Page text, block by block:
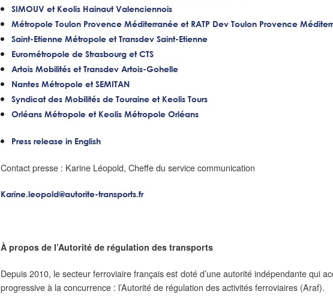
SIMOUV et Keolis Hainaut Valenciennois
Métropole Toulon Provence Méditerranée et RATP Dev Toulon Provence
Saint-Etienne Métropole et Transdev Saint-Etienne
Eurométropole de Strasbourg et CTS
Artois Mobilités et Transdev Artois-Gohelle
Nantes Métropole et SEMITAN
Syndicat des Mobilités de Touraine et Keolis Tours
Orléans Métropole et Keolis Métropole Orléans
Press release in English
Contact presse : Karine Léopold, Cheffe du service communication
Karine.leopold@autorite-transports.fr
À propos de l’Autorité de régulation des transports
Depuis 2010, le secteur ferroviaire français est doté d’une autorité indépendante qui
progressive à la concurrence : l’Autorité de régulation des activités ferroviaires (Araf).